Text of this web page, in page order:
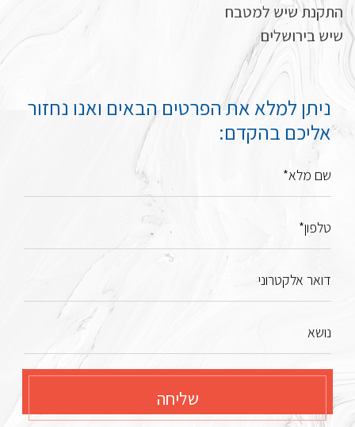
התקנת שיש למטבח
שיש בירושלים
ניתן למלא את הפרטים הבאים ואנו נחזור
אליכם בהקדם:
שם מלא*
טלפון*
דואר אלקטרוני
נושא
שליחה